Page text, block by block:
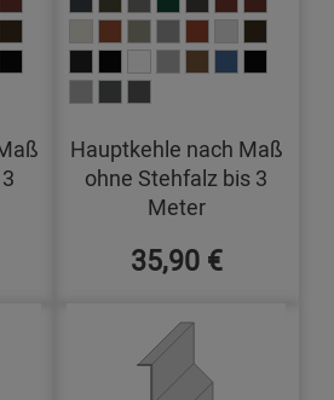
Hauptkehle nach Maß
ohne Stehfalz bis 3
Meter
35,90 €